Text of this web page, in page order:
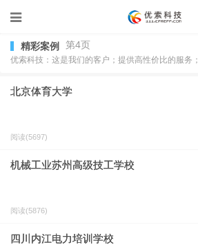
精彩案例 第4页
优索科技：这是我们的客户；提供高性价比的服务；
北京体育大学
阅读(5697)
机械工业苏州高级技工学校
阅读(5876)
四川内江电力培训学校